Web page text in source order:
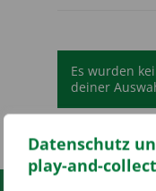
Datenschutz
play-and-
Es wurden
deiner